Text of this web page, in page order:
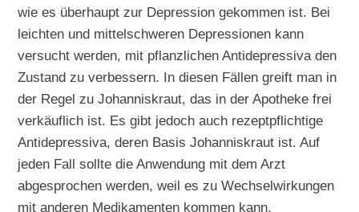
wie es überhaupt zur Depression gekommen ist. Bei
leichten und mittelschweren Depressionen kann
versucht werden, mit pflanzlichen Antidepressiva den
Zustand zu verbessern. In diesen Fällen greift man in
der Regel zu Johanniskraut, das in der Apotheke frei
verkäuflich ist. Es gibt jedoch auch rezeptpflichtige
Antidepressiva, deren Basis Johanniskraut ist. Auf
jeden Fall sollte die Anwendung mit dem Arzt
abgesprochen werden, weil es zu Wechselwirkungen
mit anderen Medikamenten kommen kann.